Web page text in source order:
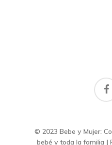
© 2023 Bebe y Mujer:
bebé y toda la familia |